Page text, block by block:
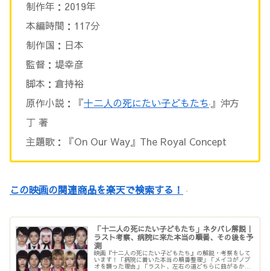
制作年：2019年
本編時間：117分
制作国：日本
監督：堤幸彦
脚本：倉持裕
原作小説：『十二人の死にたい子どもたち 』沖方
丁 著
主題歌：『On Our Way』The Royal Concept
この映画の関連商品を楽天で検索する！
「十二人の死にたい子どもたち」ネタバレ解説｜
ラスト考察、病院に来た本当の順番、その後を予
測
映画『十二人の死にたい子どもたち』の解説・考察をして
います！「病院に着いた本当の順番整理」「メイコがノブ
オを襲った理由」「ラスト、左右の道どちらに曲がるかで